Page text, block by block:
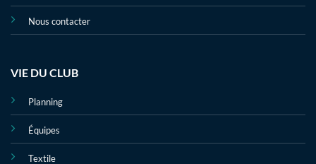
Nous contacter
VIE DU CLUB
Planning
Équipes
Textile